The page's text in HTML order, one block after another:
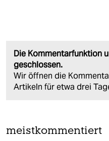
Die Kommentarfunktion
geschlossen.
Wir öffnen die
Artikeln für etwa drei
meistkommentiert